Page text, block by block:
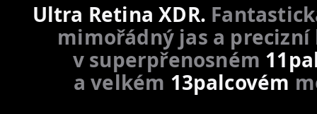
Ultra Retina XDR.
mimořádný jas a
v superpřenosném
a velkém 13palcovém